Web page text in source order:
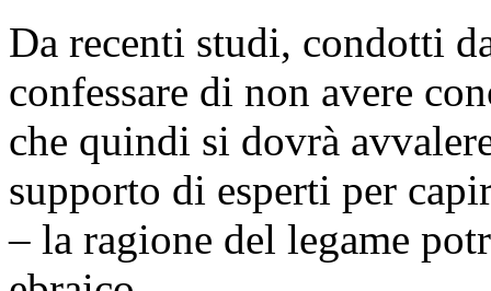
Da recenti studi, condotti
confessare di non avere
che quindi si dovrà
supporto di esperti per
– la ragione del legame